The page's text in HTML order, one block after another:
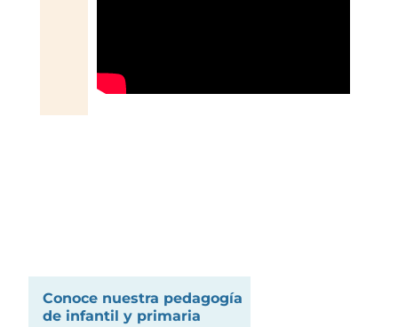
Conoce nuestra pedagogía
de infantil y primaria